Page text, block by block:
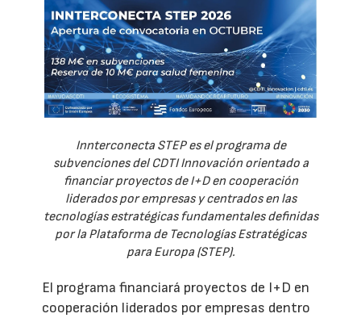
Innterconecta STEP es el programa de
subvenciones del CDTI Innovación orientado a
financiar proyectos de I+D en cooperación
liderados por empresas y centrados en las
tecnologías estratégicas fundamentales definidas
por la Plataforma de Tecnologías Estratégicas
para Europa (STEP).
El programa financiará proyectos de I+D en
cooperación liderados por empresas dentro